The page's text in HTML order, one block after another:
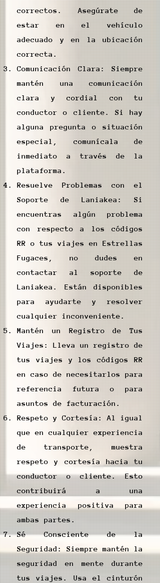
correctos. Asegúrate de
estar en el vehículo
adecuado y en la ubicación
correcta.
Comunicación Clara: Siempre
mantén una comunicación
clara y cordial con tu
conductor o cliente. Si hay
alguna pregunta o situación
especial, comunícala de
inmediato a través de la
plataforma.
Resuelve Problemas con el
Soporte de Laniakea: Si
encuentras algún problema
con respecto a los códigos
RR o tus viajes en Estrellas
Fugaces, no dudes en
contactar al soporte de
Laniakea. Están disponibles
para ayudarte y resolver
cualquier inconveniente.
Mantén un Registro de Tus
Viajes: Lleva un registro de
tus viajes y los códigos RR
en caso de necesitarlos para
referencia futura o para
asuntos de facturación.
Respeto y Cortesía: Al igual
que en cualquier experiencia
de transporte, muestra
respeto y cortesía hacia tu
conductor o cliente. Esto
contribuirá a una
experiencia positiva para
ambas partes.
Sé Consciente de la
Seguridad: Siempre mantén la
seguridad en mente durante
tus viajes. Usa el cinturón